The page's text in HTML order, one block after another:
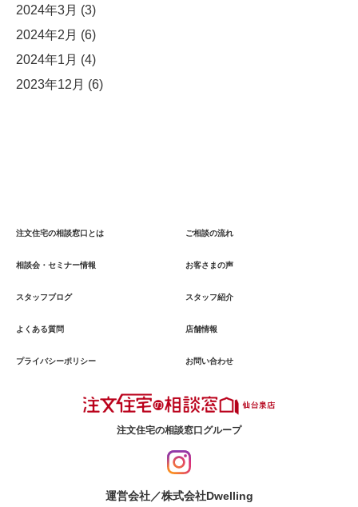
2024年3月 (3)
2024年2月 (6)
2024年1月 (4)
2023年12月 (6)
注文住宅の相談窓口とは ご相談の流れ
相談会・セミナー情報 お客さまの声
スタッフブログ スタッフ紹介
よくある質問 店舗情報
プライバシーポリシー お問い合わせ
注文住宅の相談窓口グループ
運営会社／株式会社Dwelling